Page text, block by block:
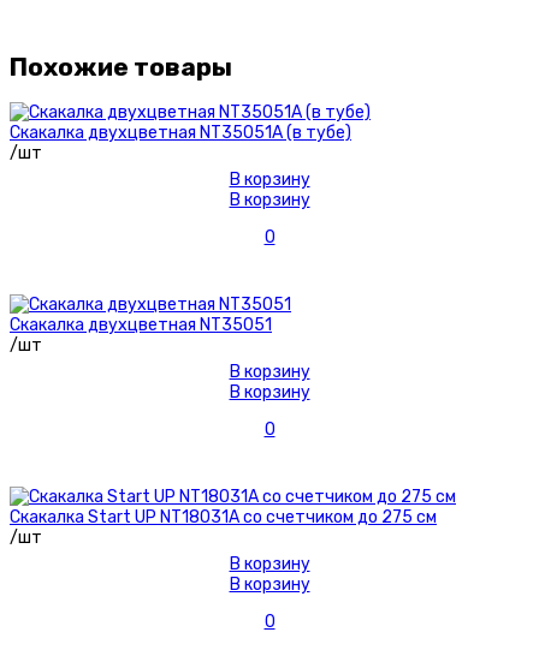
Похожие товары
Скакалка двухцветная NT35051А (в тубе)
/шт
В корзину
В корзину
0
Скакалка двухцветная NT35051
/шт
В корзину
В корзину
0
Скакалка Start UP NT18031A со счетчиком до 275 см
/шт
В корзину
В корзину
0